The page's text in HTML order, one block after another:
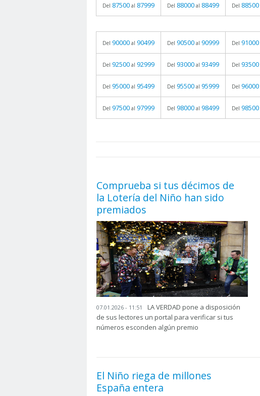
Del 87500 al 87999 Del 88000 al 88499 Del 88500
Del 90000 al 90499 Del 90500 al 90999 Del 91000
Del 92500 al 92999 Del 93000 al 93499 Del 93500
Del 95000 al 95499 Del 95500 al 95999 Del 96000
Del 97500 al 97999 Del 98000 al 98499 Del 98500
Comprueba si tus décimos de
la Lotería del Niño han sido
premiados
07.01.2026 - 11:51
LA VERDAD pone a disposición
de sus lectores un portal para verificar si tus
números esconden algún premio
El Niño riega de millones
España entera